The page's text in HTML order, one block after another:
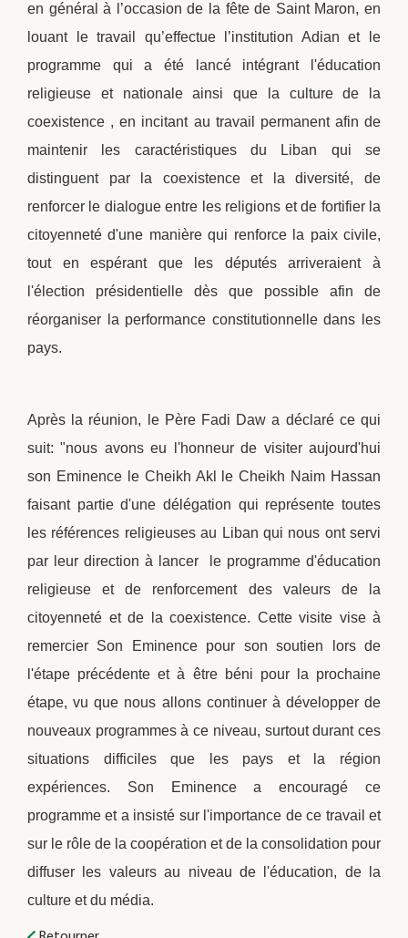
en général à l’occasion de la fête de Saint Maron, en
louant le travail qu’effectue l’institution Adian et le
programme qui a été lancé intégrant l'éducation
religieuse et nationale ainsi que la culture de la
coexistence , en incitant au travail permanent afin de
maintenir les caractéristiques du Liban qui se
distinguent par la coexistence et la diversité, de
renforcer le dialogue entre les religions et de fortifier la
citoyenneté d'une manière qui renforce la paix civile,
tout en espérant que les députés arriveraient à
l'élection présidentielle dès que possible afin de
réorganiser la performance constitutionnelle dans les
pays.
Après la réunion, le Père Fadi Daw a déclaré ce qui
suit: "nous avons eu l'honneur de visiter aujourd'hui
son Eminence le Cheikh Akl le Cheikh Naim Hassan
faisant partie d'une délégation qui représente toutes
les références religieuses au Liban qui nous ont servi
par leur direction à lancer le programme d'éducation
religieuse et de renforcement des valeurs de la
citoyenneté et de la coexistence. Cette visite vise à
remercier Son Eminence pour son soutien lors de
l'étape précédente et à être béni pour la prochaine
étape, vu que nous allons continuer à développer de
nouveaux programmes à ce niveau, surtout durant ces
situations difficiles que les pays et la région
expériences. Son Eminence a encouragé ce
programme et a insisté sur l'importance de ce travail et
sur le rôle de la coopération et de la consolidation pour
diffuser les valeurs au niveau de l'éducation, de la
culture et du média.